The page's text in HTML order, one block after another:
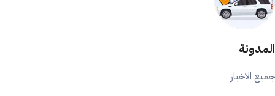
المدونة
جميع الاخبار